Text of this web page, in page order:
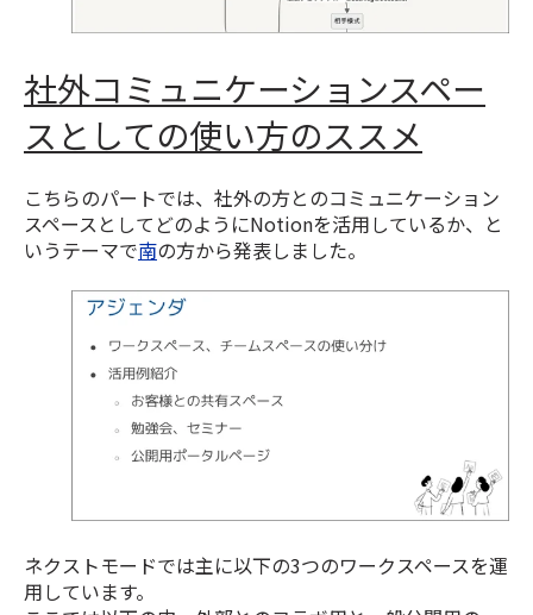
社外コミュニケーションスペー
スとしての使い方のススメ
こちらのパートでは、社外の方とのコミュニケーション
スペースとしてどのようにNotionを活用しているか、と
いうテーマで南の方から発表しました。
ネクストモードでは主に以下の3つのワークスペースを運
用しています。